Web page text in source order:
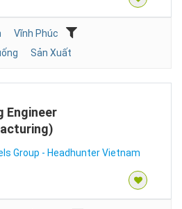
Vĩnh Phúc
Sản Xuất
Engineer
Group - Headhunter Vietnam